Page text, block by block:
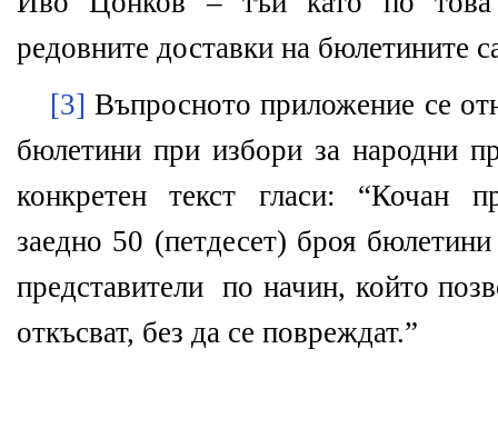
редовните доставки на бюлетините
[3] Въпросното приложение се
бюлетини при избори за народни
конкретен текст гласи: “Кочан
заедно 50 (петдесет) броя
представители по начин, който
откъсват, без да се повреждат.”